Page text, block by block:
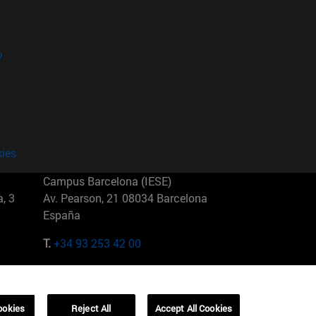
3
Campus Barcelona (IESE)
Av. Pearson, 21 08034 Barcelona
España
T.+34 93 253 42 00
01321001 Bela Vista Brasil
Reject All Accept All Cookies